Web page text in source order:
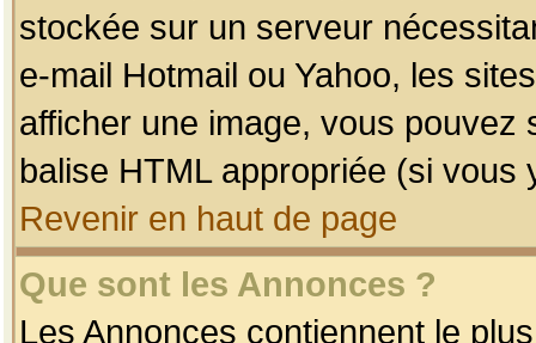
stockée sur un serveur
e-mail Hotmail ou Yahoo, les
afficher une image, vous pouvez
balise HTML appropriée (si vous
Revenir en haut de page
Que sont les Annonces ?
Les Annonces contiennent le